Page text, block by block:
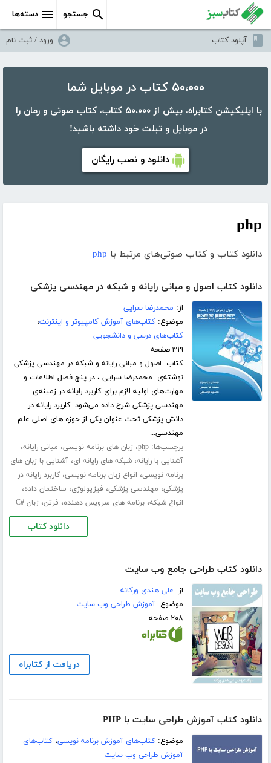
دسته‌ها جستجو
آپلود کتاب ورود / ثبت نام
۵۰،۰۰۰ کتاب در موبایل شما
با اپلیکیشن کتابراه، بیش از ۵۰،۰۰۰ کتاب، کتاب صوتی و رمان را
در موبایل و تبلت خود داشته باشید!
دانلود و نصب رایگان
php
دانلود کتاب و کتاب صوتی‌های مرتبط با php
دانلود کتاب اصول و مبانی رایانه و شبکه در مهندسی پزشکی
از: محمدرضا سرایی
موضوع:کتاب‌های آموزش کامپیوتر و اینترنت،
کتاب‌های درسی و دانشجویی
۳۱۹ صفحه
کتاب اصول و مبانی رایانه و شبکه در مهندسی پزشکی
نوشته‌ی محمدرضا سرایی ، در پنج فصل اطلاعات و
مهارت‌های اولیه لازم برای کاربرد رایانه در زمینه‌ی
مهندسی پزشکی شرح داده می‌شود. کاربرد رایانه در
دانش پزشکی تحت عنوان یکی از حوزه های اصلی علم
مهندسی...
برچسب‌ها:php، زبان های برنامه نویسی، مبانی رایانه،
آشنایی با رایانه،شبکه های رایانه ای،آشنایی با زبان های
برنامه نویسی، انواع زبان برنامه نویسی،کاربرد رایانه در
پزشکی، مهندسی پزشکی، فیزیولوژی، ساختمان داده،
انواع شبکه،برنامه های سرویس دهنده، فرتن، زبان #C
دانلود کتاب
دانلود کتاب طراحی جامع وب سایت
از: علی هندی ورکانه
موضوع:آموزش طراحی وب سایت
۲۰۸ صفحه
دریافت از کتابراه
دانلود کتاب آموزش طراحی سایت با PHP
موضوع:کتاب‌های آموزش برنامه نویسی،کتاب‌های
آموزش طراحی وب سایت